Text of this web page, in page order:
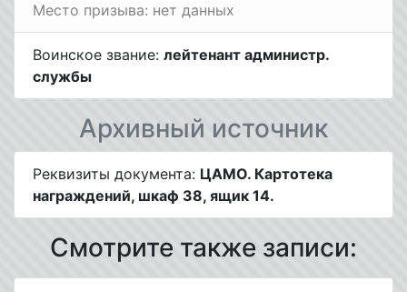
Место призыва: нет данных
Воинское звание: лейтенант администр.
службы
Архивный источник
Реквизиты документа: ЦАМО. Картотека
награждений, шкаф 38, ящик 14.
Смотрите также записи: